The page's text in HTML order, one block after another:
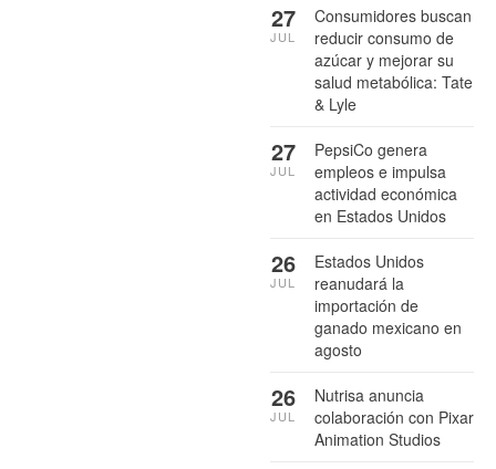
Consumidores buscan
reducir consumo de
azúcar y mejorar su
salud metabólica: Tate
& Lyle
27
JUL
PepsiCo genera
empleos e impulsa
actividad económica
en Estados Unidos
27
JUL
Estados Unidos
reanudará la
importación de
ganado mexicano en
agosto
26
JUL
Nutrisa anuncia
colaboración con Pixar
Animation Studios
26
JUL